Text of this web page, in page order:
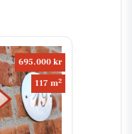
695.000 kr
117 m2